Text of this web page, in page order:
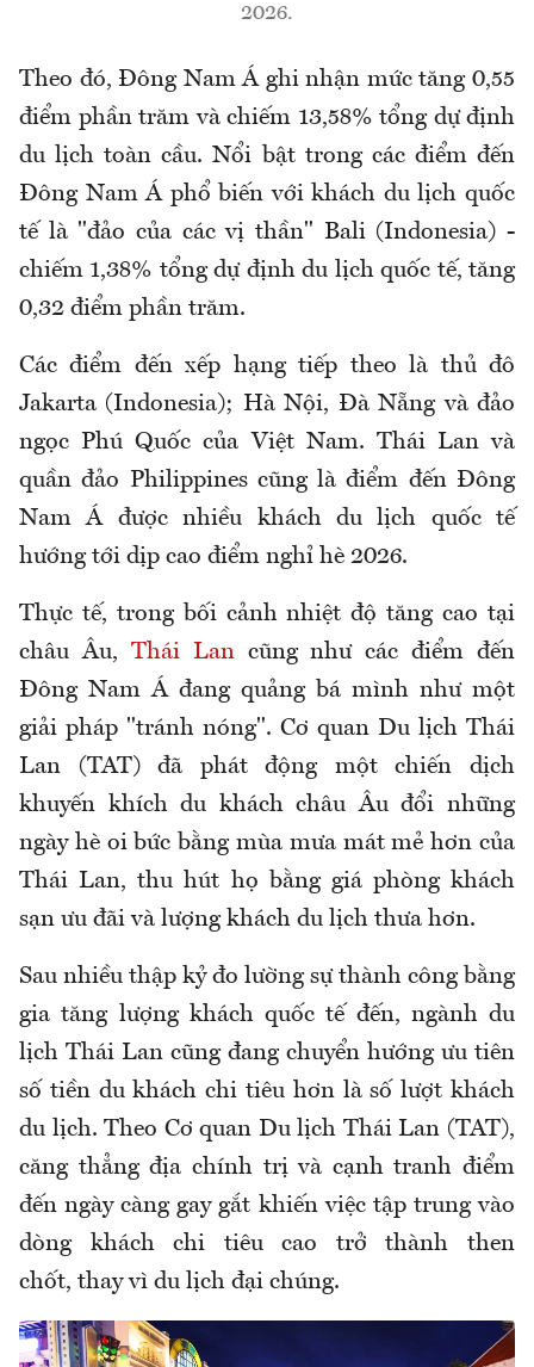
2026.
Theo đó, Đông Nam Á ghi nhận mức tăng 0,55
điểm phần trăm và chiếm 13,58% tổng dự định
du lịch toàn cầu. Nổi bật trong các điểm đến
Đông Nam Á phổ biến với khách du lịch quốc
tế là "đảo của các vị thần" Bali (Indonesia) -
chiếm 1,38% tổng dự định du lịch quốc tế, tăng
0,32 điểm phần trăm.
Các điểm đến xếp hạng tiếp theo là thủ đô
Jakarta (Indonesia); Hà Nội, Đà Nẵng và đảo
ngọc Phú Quốc của Việt Nam. Thái Lan và
quần đảo Philippines cũng là điểm đến Đông
Nam Á được nhiều khách du lịch quốc tế
hướng tới dịp cao điểm nghỉ hè 2026.
Thực tế, trong bối cảnh nhiệt độ tăng cao tại
châu Âu, Thái Lancũng như các điểm đến
Đông Nam Á đang quảng bá mình như một
giải pháp "tránh nóng". Cơ quan Du lịch Thái
Lan (TAT) đã phát động một chiến dịch
khuyến khích du khách châu Âu đổi những
ngày hè oi bức bằng mùa mưa mát mẻ hơn của
Thái Lan, thu hút họ bằng giá phòng khách
sạn ưu đãi và lượng khách du lịch thưa hơn.
Sau nhiều thập kỷ đo lường sự thành công bằng
gia tăng lượng khách quốc tế đến, ngành du
lịch Thái Lan cũng đang chuyển hướng ưu tiên
số tiền du khách chi tiêu hơn là số lượt khách
du lịch. Theo Cơ quan Du lịch Thái Lan (TAT),
căng thẳng địa chính trị và cạnh tranh điểm
đến ngày càng gay gắt khiến việc tập trung vào
dòng khách chi tiêu cao trở thành then
chốt, thay vì du lịch đại chúng.